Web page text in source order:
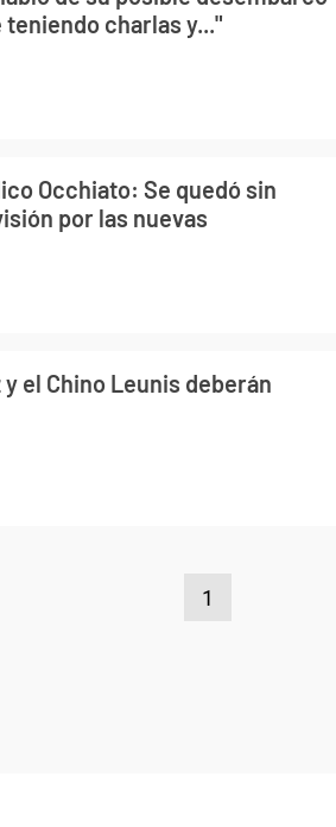
charlas y..."
Occhiato: Se quedó sin
por las nuevas
el Chino Leunis deberán
1